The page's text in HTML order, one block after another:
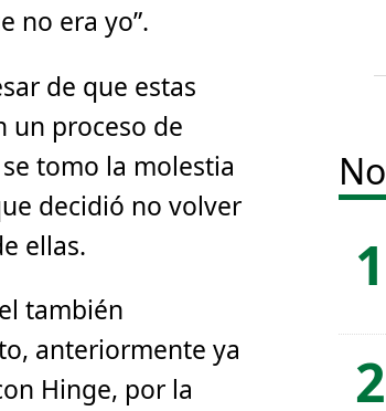
no era yo”.
de que estas
un proceso de
tomo la molestia
decidió no volver
ellas.
también
anteriormente ya
Hinge, por la